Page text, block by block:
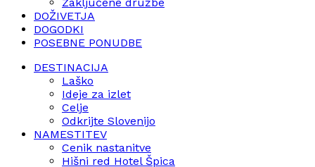
DOŽIVETJA
DOGODKI
POSEBNE PONUDBE
DESTINACIJA
Laško
Ideje za izlet
Celje
Odkrijte Slovenijo
NAMESTITEV
Cenik nastanitve
Hišni red Hotel Špica